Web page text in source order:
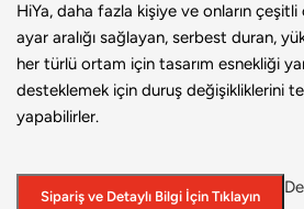
HiYa, daha fazla kişiye ve onların
ayar aralığı sağlayan, serbest duran,
her türlü ortam için tasarım esnekliği
desteklemek için duruş değişikliklerini
yapabilirler.
Sipariş ve Detaylı Bilgi İçin Tıklayın